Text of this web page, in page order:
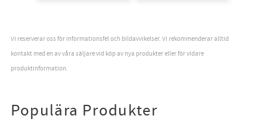
Vi reserverar oss för informationsfel och bildavvikelser. Vi rekommenderar alltid
kontakt med en av våra säljare vid köp av nya produkter eller för vidare
produktinformation.
Populära Produkter